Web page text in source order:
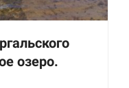
озеро.